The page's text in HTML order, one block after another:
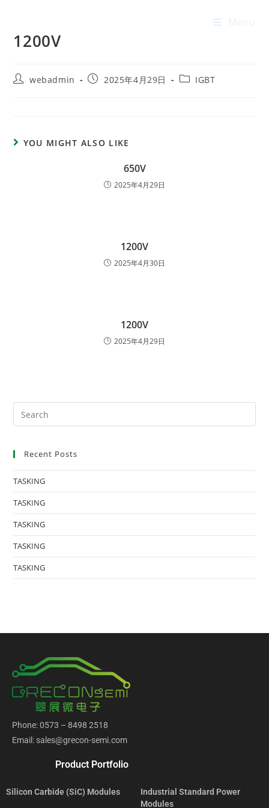
Menu
1200V
webadmin 2025年4月29日 IGBT
YOU MIGHT ALSO LIKE
650V
2025年4月29日
1200V
2025年4月30日
1200V
2025年4月29日
Recent Posts
TASKING
TASKING
TASKING
TASKING
TASKING
Phone: 0573 – 8498 2518
Email: sales@grecon-semi.com
Product Portfolio
Silicon Carbide (SiC) Modules
Industrial Standard Power
Modules